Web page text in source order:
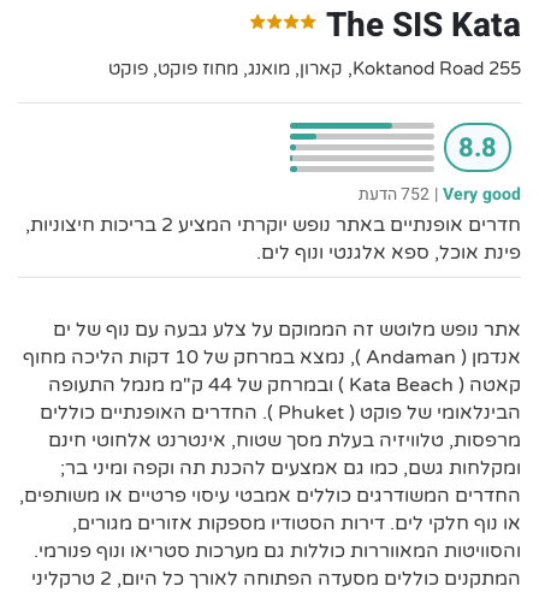
The SIS Kata
255 Koktanod Road, קארון, מואנג, מחוז פוקט, פוקט
8.8
Very good
| 752 הדעת
חדרים אופנתיים באתר נופש יוקרתי המציע 2 בריכות חיצוניות,
פינת אוכל, ספא אלגנטי ונוף לים.
אתר נופש מלוטש זה הממוקם על צלע גבעה עם נוף של ים
אנדמן ( Andaman ), נמצא במרחק של 10 דקות הליכה מחוף
קאטה ( Kata Beach ) ובמרחק של 44 ק"מ מנמל התעופה
הבינלאומי של פוקט ( Phuket ). החדרים האופנתיים כוללים
מרפסות, טלוויזיה בעלת מסך שטוח, אינטרנט אלחוטי חינם
ומקלחות גשם, כמו גם אמצעים להכנת תה וקפה ומיני בר;
החדרים המשודרגים כוללים אמבטי עיסוי פרטיים או משותפים,
או נוף חלקי לים. דירות הסטודיו מספקות אזורים מגורים,
והסוויטות המאווררות כוללות גם מערכות סטריאו ונוף פנורמי.
המתקנים כוללים מסעדה הפתוחה לאורך כל היום, 2 טרקליני